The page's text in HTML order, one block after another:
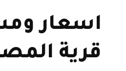
اسعار
قرية